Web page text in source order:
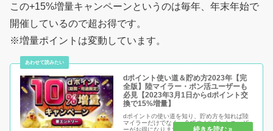
この+15%増量キャンペーンというのは毎年、年末年始で
開催しているので超お得です。
※増量ポイントは変動しています。
dポイント使い道＆貯め方2023年【完
全版】陸マイラー・ポン活ユーザーも
必見【2023年3月1日からdポイント交
換で15%増量】
dポイントの使い道を知り、貯め方を知れば陸
マイラーだけでなく、全てのdポイントユーザ
ーがお得になります。dポイントは1ポイント